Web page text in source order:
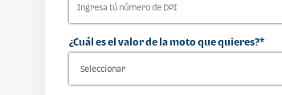
¿Cuál es el valor de la moto que quieres?*